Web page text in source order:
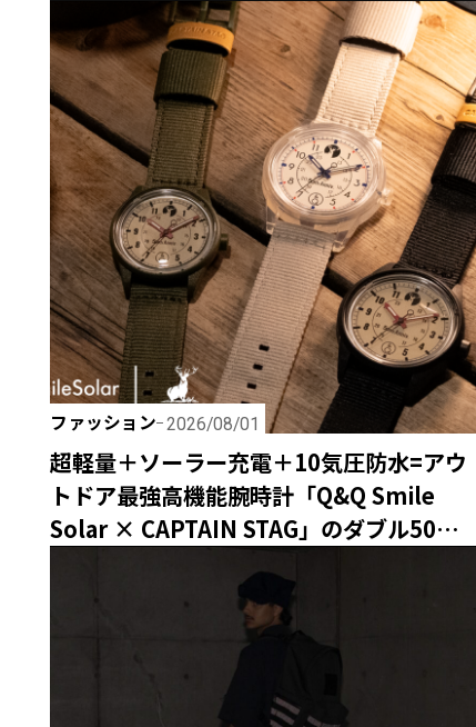
ファッション 2026/08/01
超軽量＋ソーラー充電＋10気圧防水=アウ
トドア最強高機能腕時計「Q&Q Smile
Solar × CAPTAIN STAG」のダブル50周年